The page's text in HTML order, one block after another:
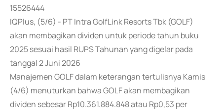
15526444
IQPlus, (5/6) - PT Intra GolfLink Resorts Tbk (GOLF)
akan membagikan dividen untuk periode tahun buku
2025 sesuai hasil RUPS Tahunan yang digelar pada
tanggal 2 Juni 2026
Manajemen GOLF dalam keterangan tertulisnya Kamis
(4/6) menuturkan bahwa GOLF akan membagikan
dividen sebesar Rp10.361.884.848 atau Rp0,53 per